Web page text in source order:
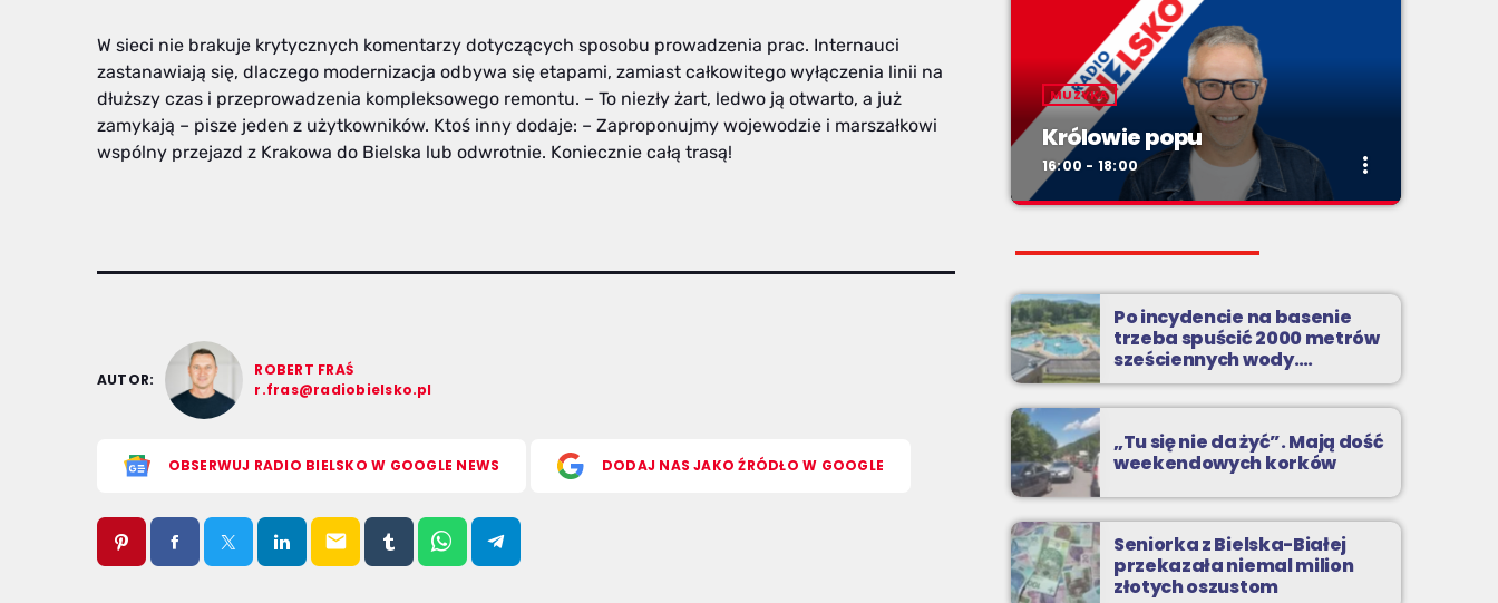
W sieci nie brakuje krytycznych komentarzy dotyczących sposobu prowadzenia prac. Internauci
zastanawiają się, dlaczego modernizacja odbywa się etapami, zamiast całkowitego wyłączenia linii na
dłuższy czas i przeprowadzenia kompleksowego remontu. – To niezły żart, ledwo ją otwarto, a już
zamykają – pisze jeden z użytkowników. Ktoś inny dodaje: – Zaproponujmy wojewodzie i marszałkowi
wspólny przejazd z Krakowa do Bielska lub odwrotnie. Koniecznie całą trasą!
AUTOR:
ROBERT FRAŚ
r.fras@radiobielsko.pl
OBSERWUJ RADIO BIELSKO W GOOGLE NEWS DODAJ NAS JAKO ŹRÓDŁO W GOOGLE
email
MUZYKA
Królowie popu
16:00 - 18:00 more_vert
Królowie popu
Sylwetki artystów i zespoły, które zapisały się
na kartach historii muzyki popularnej.
NAJPOPULARNIEJSZE WIADOMOŚCI
Po incydencie na basenie
trzeba spuścić 2000 metrów
sześciennych wody.
„Ogromne koszty i ogromna
praca”
„Tu się nie da żyć”. Mają dość
weekendowych korków
Seniorka z Bielska-Białej
przekazała niemal milion
złotych oszustom